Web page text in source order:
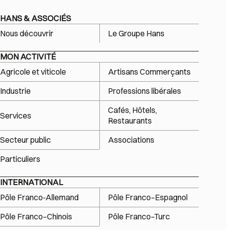
HANS & ASSOCIÉS
Nous découvrir
Le Groupe Hans
MON ACTIVITÉ
Agricole et viticole
Artisans Commerçants
Industrie
Professions libérales
Services
Cafés, Hôtels,
Restaurants
Secteur public
Associations
Particuliers
INTERNATIONAL
Pôle Franco-Allemand
Pôle Franco–Espagnol
Pôle Franco–Chinois
Pôle Franco–Turc